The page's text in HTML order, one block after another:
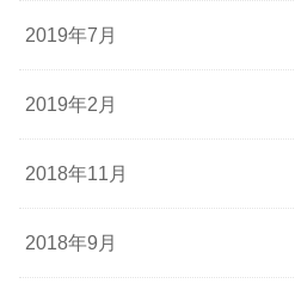
2019年7月
2019年2月
2018年11月
2018年9月